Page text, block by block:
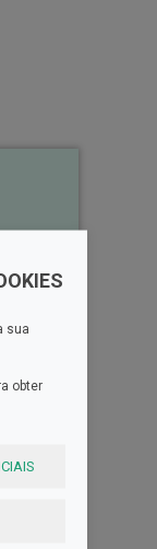
sua
obter